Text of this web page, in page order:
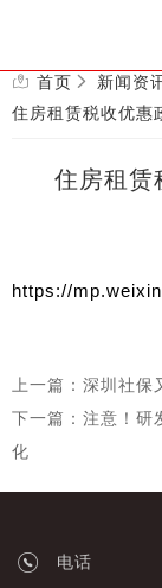
首页 新闻资
住房租赁税收优惠
住房租赁
https://
上一篇：深圳社
下一篇：注意！研
化
电话